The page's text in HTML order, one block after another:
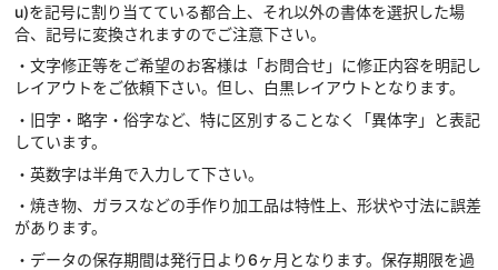
u)を記号に割り当てている都合上、それ以外の書体を選択した場
合、記号に変換されますのでご注意下さい。
・文字修正等をご希望のお客様は「お問合せ」に修正内容を明記し
レイアウトをご依頼下さい。但し、白黒レイアウトとなります。
・旧字・略字・俗字など、特に区別することなく「異体字」と表記
しています。
・英数字は半角で入力して下さい。
・焼き物、ガラスなどの手作り加工品は特性上、形状や寸法に誤差
があります。
・データの保存期間は発行日より6ヶ月となります。保存期限を過